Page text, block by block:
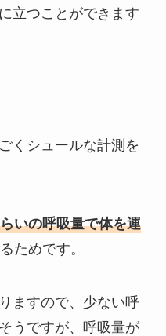
立つことができます
くシュールな計測を
いの呼吸量で体を運
ためです。
ますので、少ない呼
うですが、呼吸量が